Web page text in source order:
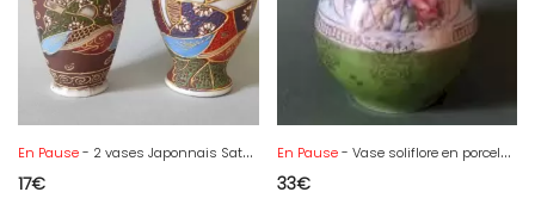
En Pause- 2 vases Japonnais Satsuma-Yaki
17€
En Pause- Vase soliflore en porcelaine de Vienne
33€